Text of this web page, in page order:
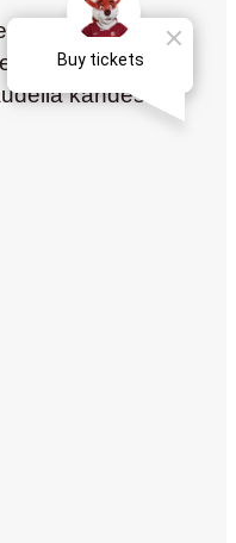
välinen Älä
tasoitti ja
kahdesti